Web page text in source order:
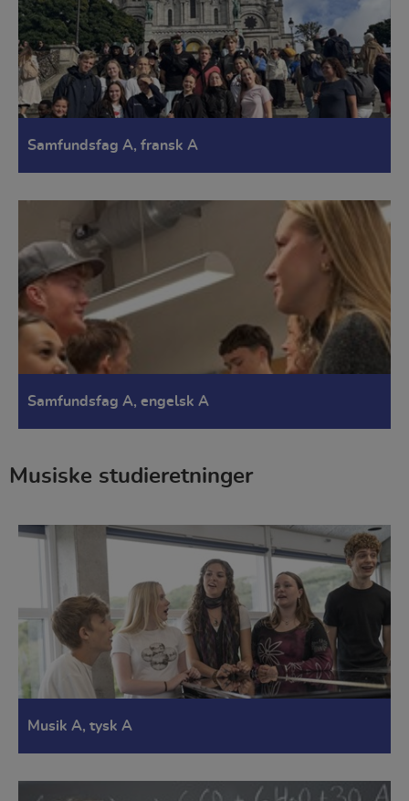
Samfundsfag A, fransk A
Samfundsfag A, engelsk A
Musiske studieretninger
Musik A, tysk A